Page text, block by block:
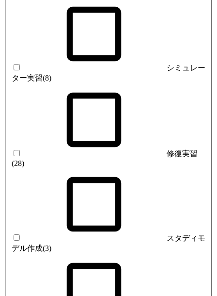
シミュレー
ター実習(8)
修復実習
(28)
スタディモ
デル作成(3)